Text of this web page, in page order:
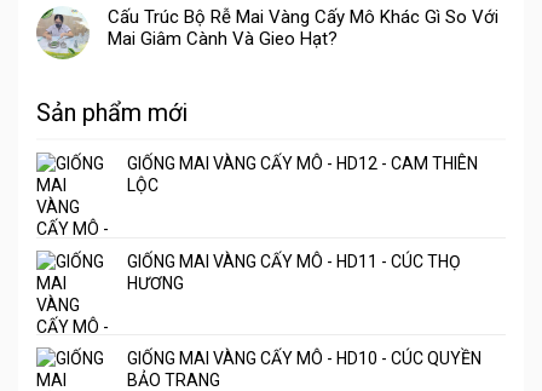
Cấu Trúc Bộ Rễ Mai Vàng Cấy Mô Khác Gì So Với
Mai Giâm Cành Và Gieo Hạt?
Sản phẩm mới
GIỐNG MAI VÀNG CẤY MÔ - HD12 - CAM THIÊN
LỘC
GIỐNG MAI VÀNG CẤY MÔ - HD11 - CÚC THỌ
HƯƠNG
GIỐNG MAI VÀNG CẤY MÔ - HD10 - CÚC QUYỀN
BẢO TRANG